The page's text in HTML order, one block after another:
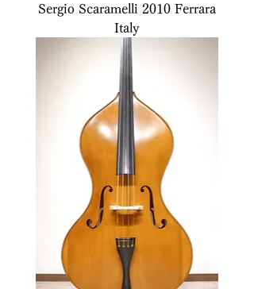
Sergio Scaramelli 2010 Ferrara
Italy